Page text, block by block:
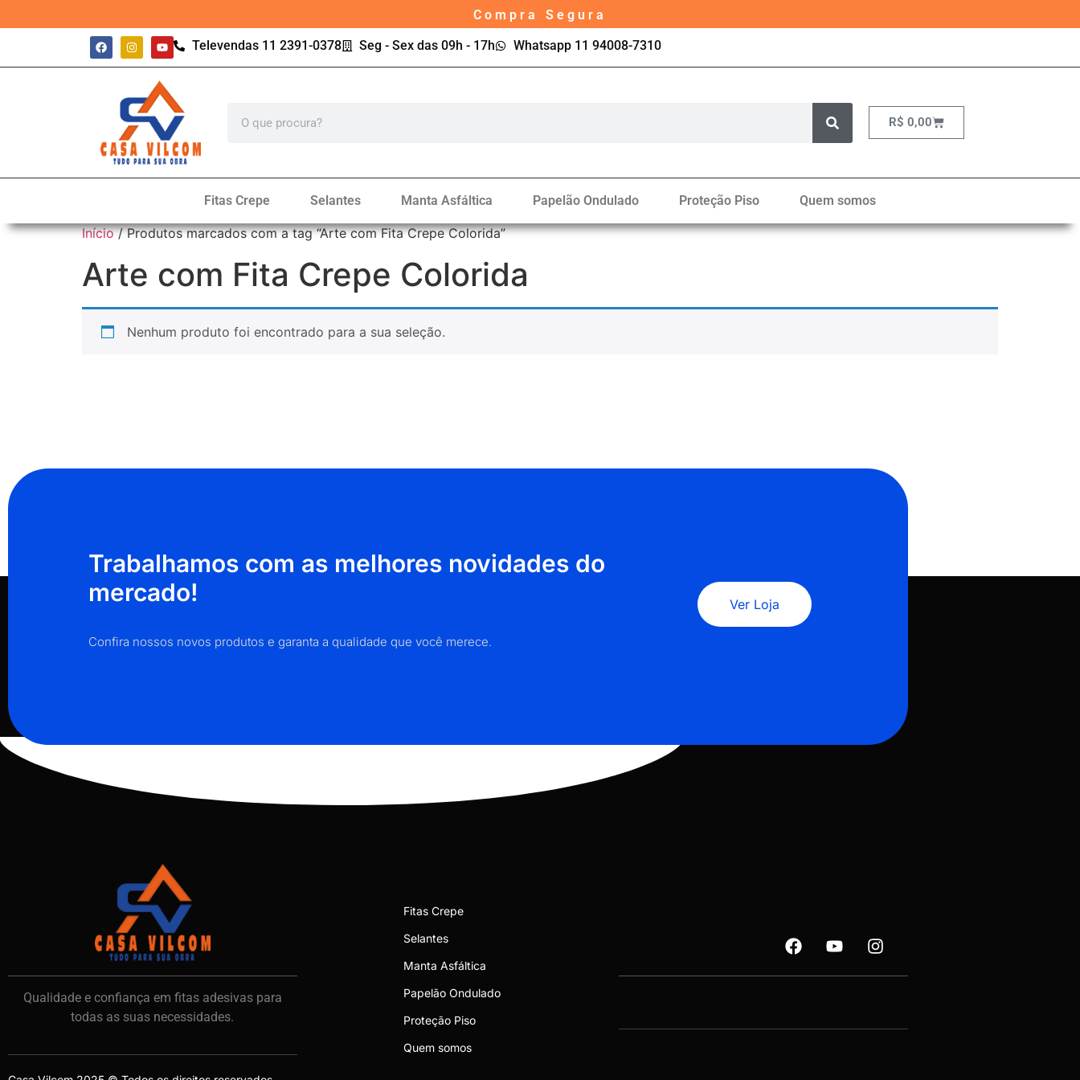
Compra Segura
Televendas 11 2391-0378
Seg - Sex das 09h - 17h Whatsapp 11 94008-7310
R$ 0,00
Fitas Crepe Selantes Manta Asfáltica Papelão Ondulado Proteção Piso Quem somos
Início/ Produtos marcados com a tag “Arte com Fita Crepe Colorida”
Arte com Fita Crepe Colorida
Nenhum produto foi encontrado para a sua seleção.
Trabalhamos com as melhores novidades do
mercado!
Confira nossos novos produtos e garanta a qualidade que você merece.
Ver Loja
Qualidade e confiança em fitas adesivas para
todas as suas necessidades.
Fitas Crepe
Selantes
Manta Asfáltica
Papelão Ondulado
Proteção Piso
Quem somos